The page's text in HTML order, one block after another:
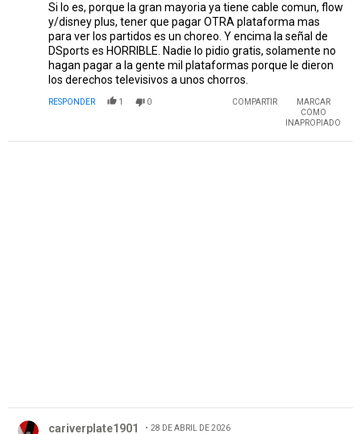
Si lo es, porque la gran mayoria ya tiene cable comun, flow
y/disney plus, tener que pagar OTRA plataforma mas
para ver los partidos es un choreo. Y encima la señal de
DSports es HORRIBLE. Nadie lo pidio gratis, solamente no
hagan pagar a la gente mil plataformas porque le dieron
los derechos televisivos a unos chorros.
RESPONDER 1 0 COMPARTIR
MARCAR
COMO
INAPROPIADO
cariverplate1901 28 DE ABRIL DE 2026